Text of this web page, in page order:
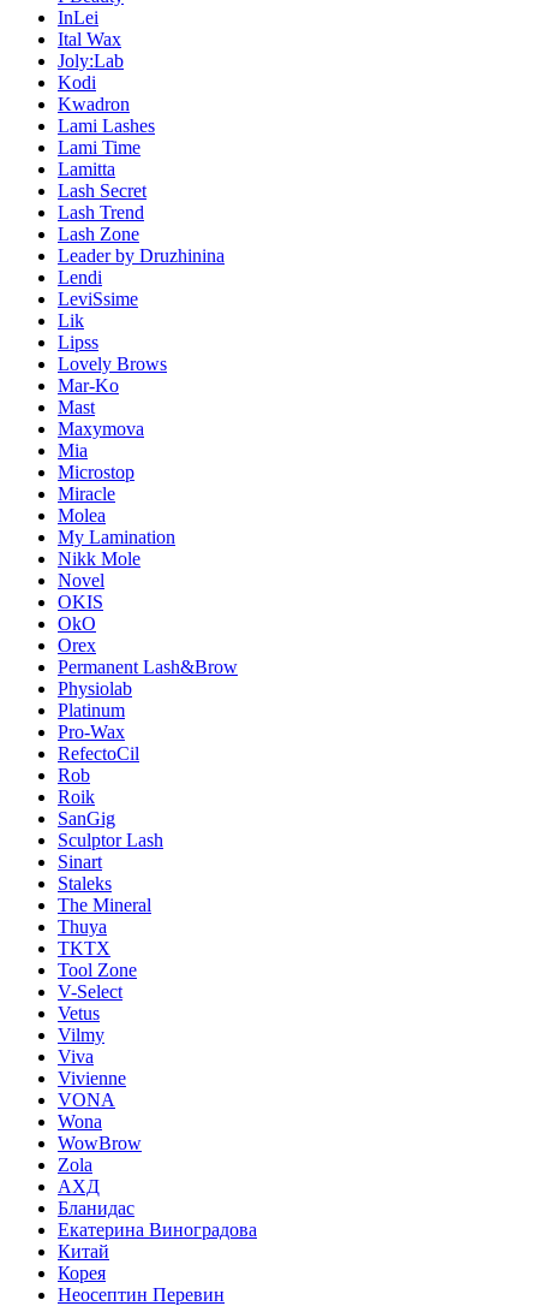
InLei
Ital Wax
Joly:Lab
Kodi
Kwadron
Lami Lashes
Lami Time
Lamitta
Lash Secret
Lash Trend
Lash Zone
Leader by Druzhinina
Lendi
LeviSsime
Lik
Lipss
Lovely Brows
Mar-Ko
Mast
Maxymova
Mia
Microstop
Miracle
Molea
My Lamination
Nikk Mole
Novel
OKIS
OkO
Orex
Permanent Lash&Brow
Physiolab
Platinum
Pro-Wax
RefectoCil
Rob
Roik
SanGig
Sculptor Lash
Sinart
Staleks
The Mineral
Thuya
TKTX
Tool Zone
V-Select
Vetus
Vilmy
Viva
Vivienne
VONA
Wona
WowBrow
Zola
АХД
Бланидас
Екатерина Виноградова
Китай
Корея
Неосептин Перевин